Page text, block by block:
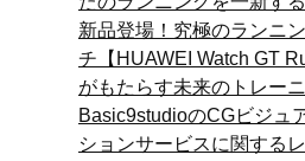
新品登場！究極のランニ
チ【HUAWEI Watch GT
がもたらす未来のトレー
Basic9studioのCGビジュ
ションサービスに関する